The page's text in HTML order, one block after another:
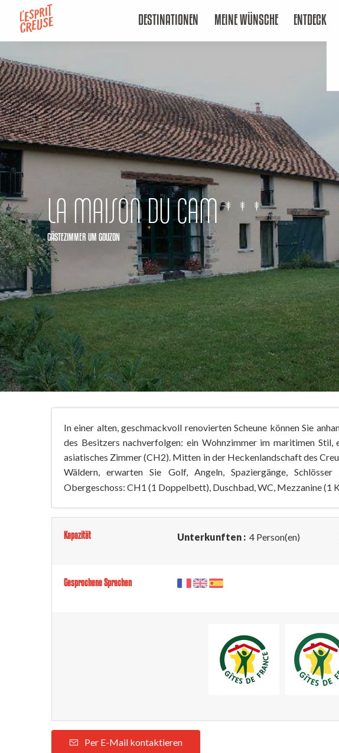
contenu
DESTINATIONEN MEINE WÜNSCHE ENTDECKEN
LA MAISON DU CAM
GÄSTEZIMMER UM GOUZON
In einer alten, geschmackvoll renovierten Scheune können Sie
des Besitzers nachverfolgen: ein Wohnzimmer im maritimen Stil,
asiatisches Zimmer (CH2). Mitten in der Heckenlandschaft des
Wäldern, erwarten Sie Golf, Angeln, Spaziergänge,
Obergeschoss: CH1 (1 Doppelbett), Duschbad, WC, Mezzanine (1
Kapazität Unterkunften : 4 Person(en)
Gesprochene Sprachen
Per E-Mail kontaktieren